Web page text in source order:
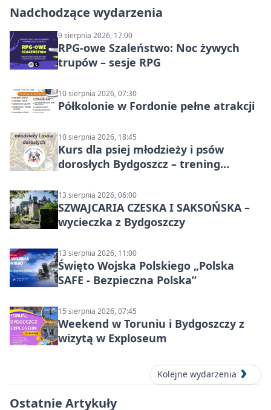
Nadchodzące wydarzenia
9 sierpnia 2026, 17:00
RPG-owe Szaleństwo: Noc żywych
trupów – sesje RPG
10 sierpnia 2026, 07:30
Półkolonie w Fordonie pełne atrakcji
10 sierpnia 2026, 18:45
Kurs dla psiej młodzieży i psów
dorosłych Bydgoszcz – trening
13 sierpnia 2026, 06:00
SZWAJCARIA CZESKA I SAKSOŃSKA –
wycieczka z Bydgoszczy
13 sierpnia 2026, 11:00
Święto Wojska Polskiego „Polska
SAFE - Bezpieczna Polska”
15 sierpnia 2026, 07:45
Weekend w Toruniu i Bydgoszczy z
wizytą w Exploseum
Kolejne wydarzenia
Ostatnie Artykuły